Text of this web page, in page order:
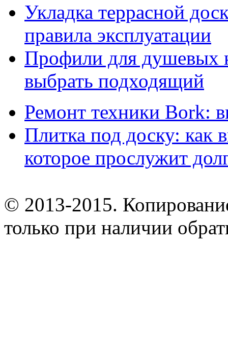
Укладка террасной
правила эксплуатации
Профили для душевых
выбрать подходящий
Ремонт техники Bork:
Плитка под доску: как
которое прослужит
© 2013-2015.
только при наличии